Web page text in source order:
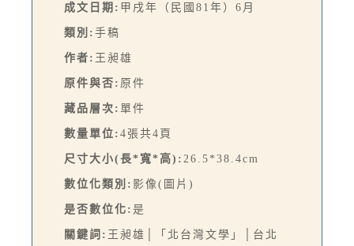
成文日期: 甲戌年（民國81年）6月
類別: 手稿
作者: 王昶雄
原件與否: 原件
藏品層次: 單件
數量單位: 4張共4頁
尺寸大小(長*寬*高): 26.5*38.4cm
數位化類別: 影像(圖片)
是否數位化: 是
關鍵詞: 王昶雄│「北台灣文學」│台北